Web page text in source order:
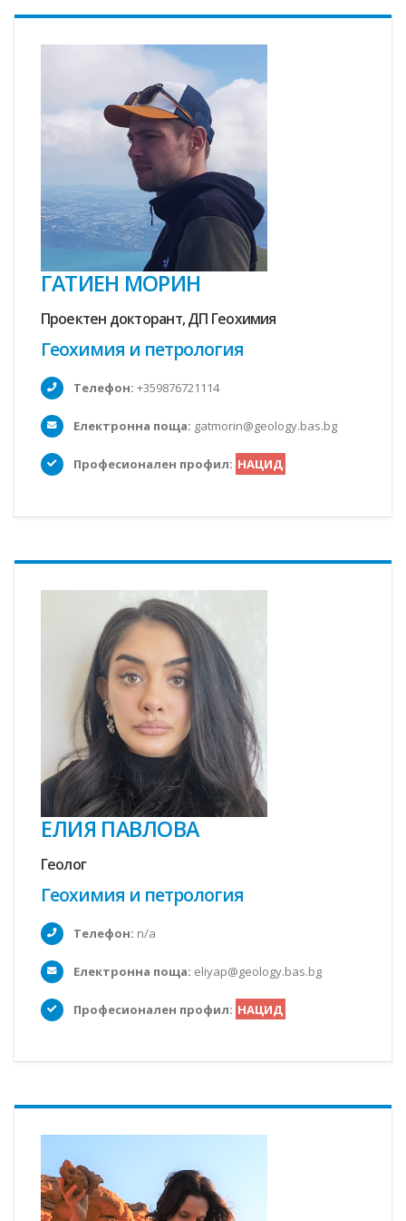
ГАТИЕН МОРИН
Проектен докторант, ДП Геохимия
Геохимия и петрология
Телефон: +359876721114
Електронна поща: gatmorin@geology.bas.bg
Професионален профил: НАЦИД
ЕЛИЯ ПАВЛОВА
Геолог
Геохимия и петрология
Телефон: n/a
Електронна поща: eliyap@geology.bas.bg
Професионален профил: НАЦИД